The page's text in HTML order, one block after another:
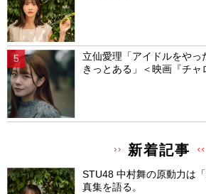
立仙愛理「アイドルをや
きっとある」＜映画『チャ
新着記事
STU48 中村舞の原動力は
真集を語る。